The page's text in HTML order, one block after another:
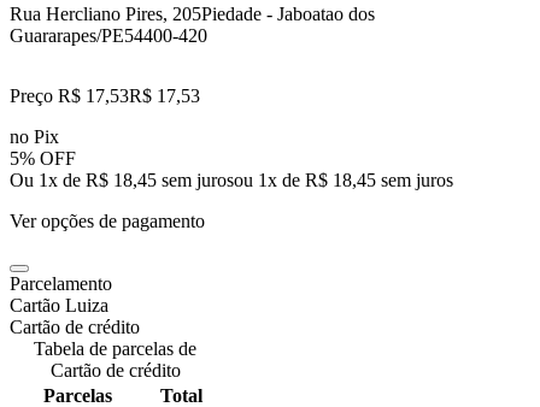
Rua Hercliano Pires, 205Piedade - Jaboatao dos
Guararapes/PE54400-420
Preço R$ 17,53R$ 17,53
no Pix
5% OFF
Ou 1x de R$ 18,45 sem jurosou 1x de R$ 18,45 sem juros
Ver opções de pagamento
Parcelamento
Cartão Luiza
Cartão de crédito
Tabela de parcelas de
Cartão de crédito
Parcelas
Total